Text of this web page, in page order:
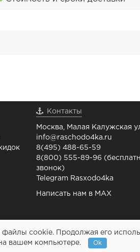
Контакты
Москва, Малая Калужская
info@raschodo4ka.ru
8(495) 488-65-59
8(800) 555-89-96
звонок)
Telegram Rasxodo4ka
Написать нам в MAX
Картриджи и все
cookie. Продолжая его
вашем компьютере.
Ok